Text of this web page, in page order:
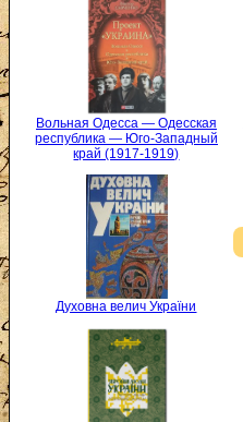
Вольная Одесса — Одесская
республика — Юго-Западный
край (1917-1919)
Духовна велич України